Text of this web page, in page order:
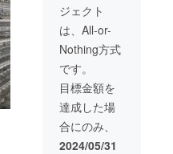
ジェクト
は、All-or-
Nothing方式
です。
目標金額を
達成した場
合にのみ、
2024/05/31